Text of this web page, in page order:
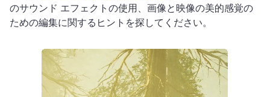
のサウンド エフェクトの使用、画像と映像の美的感覚の
ための編集に関するヒントを探してください。